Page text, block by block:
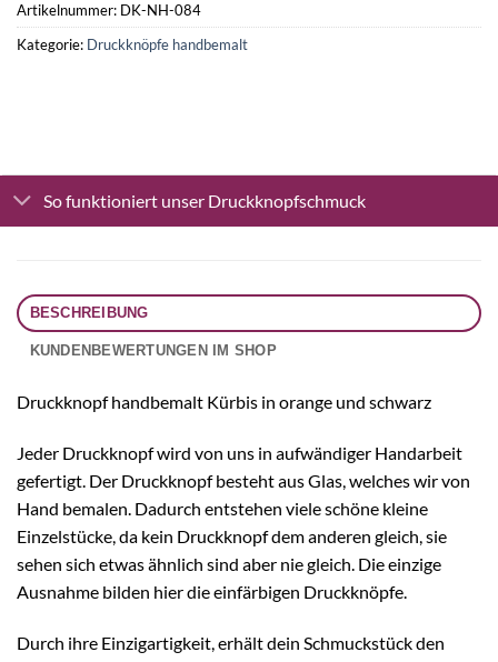
Artikelnummer: DK-NH-084
Kategorie: Druckknöpfe handbemalt
So funktioniert unser Druckknopfschmuck
BESCHREIBUNG
KUNDENBEWERTUNGEN IM SHOP
Druckknopf handbemalt Kürbis in orange und schwarz
Jeder Druckknopf wird von uns in aufwändiger Handarbeit
gefertigt. Der Druckknopf besteht aus Glas, welches wir von
Hand bemalen. Dadurch entstehen viele schöne kleine
Einzelstücke, da kein Druckknopf dem anderen gleich, sie
sehen sich etwas ähnlich sind aber nie gleich. Die einzige
Ausnahme bilden hier die einfärbigen Druckknöpfe.
Durch ihre Einzigartigkeit, erhält dein Schmuckstück den